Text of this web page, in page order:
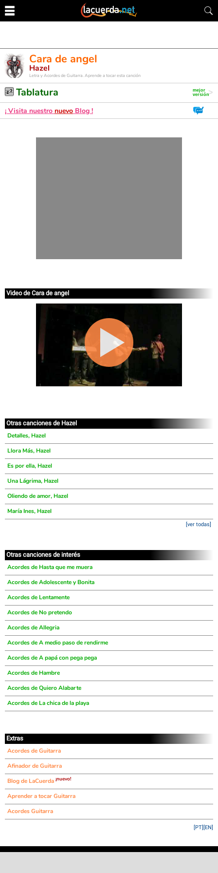
Cara de angel
Hazel
Letra y Acordes de Guitarra. Aprende a tocar esta canción
Tablatura
¡ Visita nuestro nuevo Blog !
Video de Cara de angel
Otras canciones de Hazel
Detalles, Hazel
Llora Más, Hazel
Es por ella, Hazel
Una Lágrima, Hazel
Oliendo de amor, Hazel
María Ines, Hazel
[ver todas]
Otras canciones de interés
Acordes de Hasta que me muera
Acordes de Adolescente y Bonita
Acordes de Lentamente
Acordes de No pretendo
Acordes de Allegria
Acordes de A medio paso de rendirme
Acordes de A papá con pega pega
Acordes de Hambre
Acordes de Quiero Alabarte
Acordes de La chica de la playa
Extras
Acordes de Guitarra
Afinador de Guitarra
Blog de LaCuerda ¡nuevo!
Aprender a tocar Guitarra
Acordes Guitarra
[EN]
[PT]